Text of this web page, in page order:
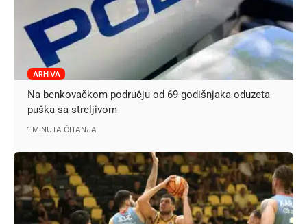
ARHIVA
Na benkovačkom području od 69-godišnjaka oduzeta
puška sa streljivom
1 MINUTA ČITANJA